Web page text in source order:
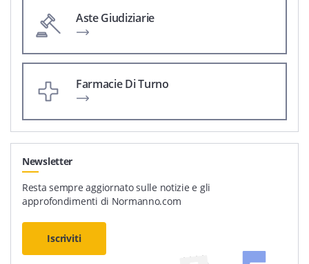
Aste Giudiziarie
Farmacie Di Turno
Newsletter
Resta sempre aggiornato sulle notizie e gli
approfondimenti di Normanno.com
Iscriviti